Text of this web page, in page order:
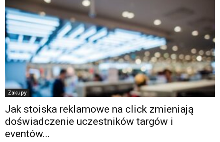
Zakupy
Jak stoiska reklamowe na click zmieniają
doświadczenie uczestników targów i
eventów...